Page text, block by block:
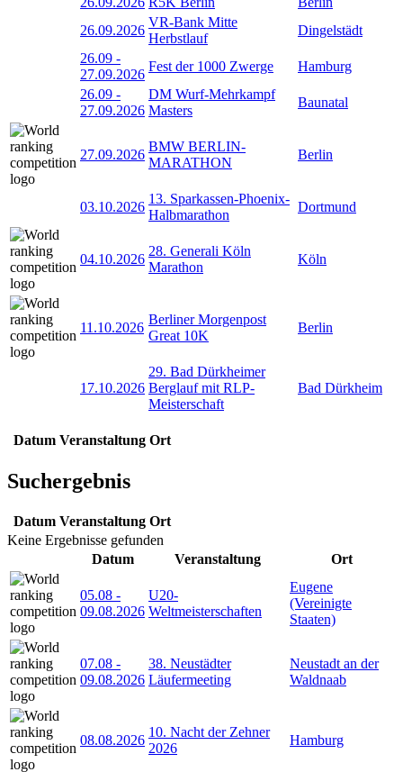
26.09.2026
VR-Bank Mitte
Herbstlauf
Dingelstädt
26.09 -
27.09.2026
Fest der 1000 Zwerge
Hamburg
26.09 -
27.09.2026
DM Wurf-Mehrkampf
Masters
Baunatal
27.09.2026
BMW BERLIN-
MARATHON
Berlin
03.10.2026
13. Sparkassen-Phoenix-
Halbmarathon
Dortmund
04.10.2026
28. Generali Köln
Marathon
Köln
11.10.2026
Berliner Morgenpost
Great 10K
Berlin
17.10.2026
29. Bad Dürkheimer
Berglauf mit RLP-
Meisterschaft
Bad Dürkheim
Datum Veranstaltung Ort
Suchergebnis
Datum Veranstaltung Ort
Keine Ergebnisse gefunden
Datum
Veranstaltung Ort
05.08 -
09.08.2026
U20-
Weltmeisterschaften
Eugene
(Vereinigte
Staaten)
07.08 -
09.08.2026
38. Neustädter
Läufermeeting
Neustadt an der
Waldnaab
08.08.2026
10. Nacht der Zehner
2026
Hamburg